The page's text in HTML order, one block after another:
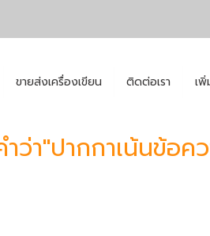
ขายส่งเครื่องเขียน ติดต่อเรา เ
ว่า"ปากกาเน้นข้อค